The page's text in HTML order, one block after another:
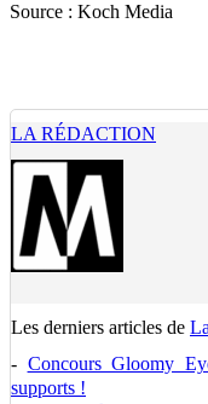
Source : Koch Media
LA RÉDACTION
Les derniers articles de
- Concours Gloomy
supports !